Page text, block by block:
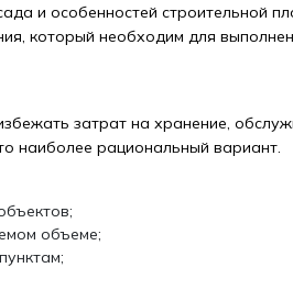
и особенностей строительной
который необходим для
затрат на хранение,
наиболее рациональный вариант.
объеме;